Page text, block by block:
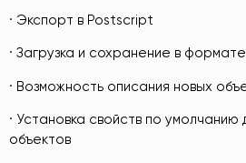
· Экспорт в Postscript
· Загрузка и сохранение в
· Возможность описания новых
· Установка свойств по умолчанию
объектов